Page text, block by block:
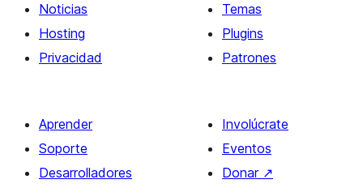
Noticias
Hosting
Privacidad
Temas
Plugins
Patrones
Aprender
Soporte
Desarrolladores
Involúcrate
Eventos
Donar ↗